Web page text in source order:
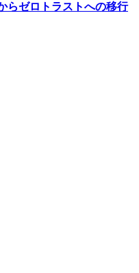
らゼロトラストへの移行